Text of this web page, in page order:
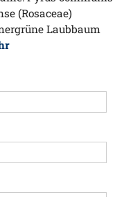
(Rosaceae)
Laubbaum